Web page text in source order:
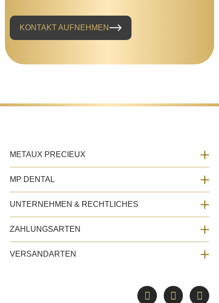
KONTAKT AUFNEHMEN
METAUX PRECIEUX
MP DENTAL
UNTERNEHMEN & RECHTLICHES
ZAHLUNGSARTEN
VERSANDARTEN